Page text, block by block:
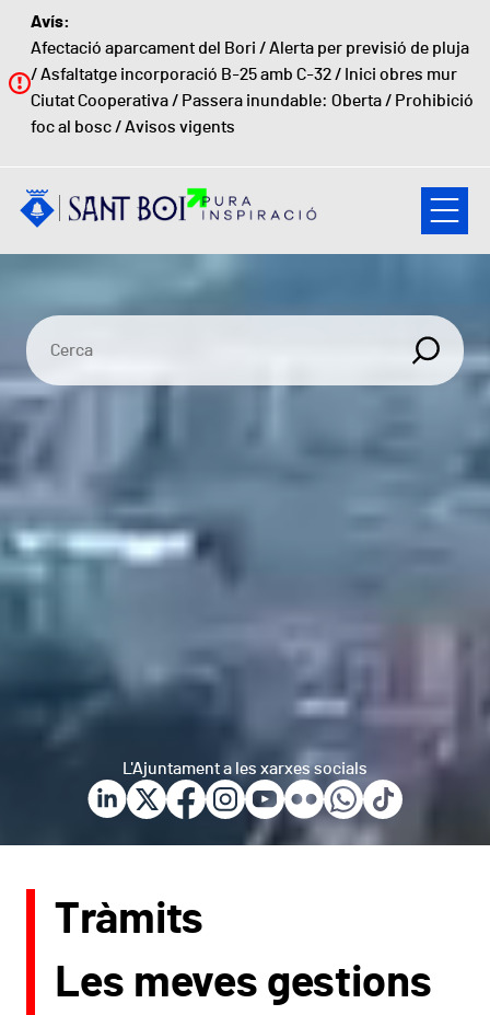
Vés al contingut
Avís:
Afectació aparcament del Bori /Alerta per previsió de pluja
/Asfaltatge incorporació B-25 amb C-32 / Inici obres mur
Ciutat Cooperativa / Passera inundable: Oberta / Prohibició
foc al bosc /Avisos vigents
L'Ajuntament a les xarxes socials
Tràmits
Les meves gestions